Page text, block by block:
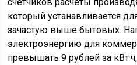
который устанавливается
зачастую выше бытовых.
электроэнергию для
превышать 9 рублей за